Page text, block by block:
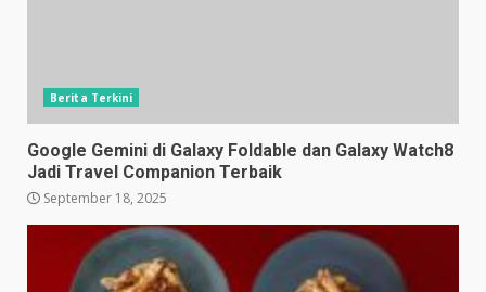
Berita Terkini
Google Gemini di Galaxy Foldable dan Galaxy Watch8
Jadi Travel Companion Terbaik
September 18, 2025